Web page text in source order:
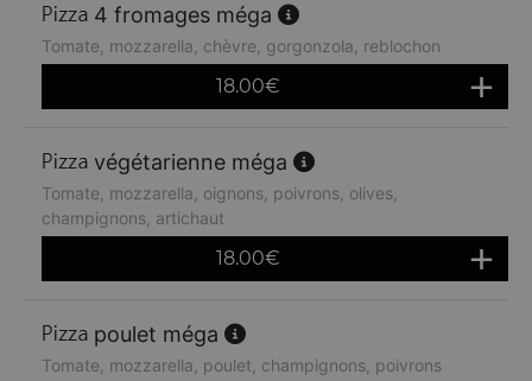
4 fromages méga
Tomate, mozzarella, chèvre, gorgonzola, reblochon
18.00€
végétarienne méga
Tomate, mozzarella, oignons, poivrons, olives,
champignons, artichaut
18.00€
poulet méga
Tomate, mozzarella, poulet, champignons, poivrons